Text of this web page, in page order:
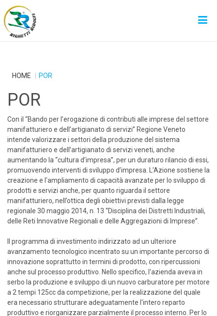
HOME POR
POR
Con il “Bando per l’erogazione di contributi alle imprese del settore
manifatturiero e dell’artigianato di servizi” Regione Veneto
intende valorizzare i settori della produzione del sistema
manifatturiero e dell’artigianato di servizi veneti, anche
aumentando la “cultura d’impresa”, per un duraturo rilancio di essi,
promuovendo interventi di sviluppo d’impresa. L’Azione sostiene la
creazione e l'ampliamento di capacità avanzate per lo sviluppo di
prodotti e servizi anche, per quanto riguarda il settore
manifatturiero, nell’ottica degli obiettivi previsti dalla legge
regionale 30 maggio 2014, n. 13 “Disciplina dei Distretti Industriali,
delle Reti Innovative Regionali e delle Aggregazioni di Imprese”.
Il programma di investimento indirizzato ad un ulteriore
avanzamento tecnologico incentrato su un importante percorso di
innovazione soprattutto in termini di prodotto, con ripercussioni
anche sul processo produttivo. Nello specifico, l'azienda aveva in
serbo la produzione e sviluppo di un nuovo carburatore per motore
a 2 tempi 125cc da competizione, per la realizzazione del quale
era necessario strutturare adeguatamente l'intero reparto
produttivo e riorganizzare parzialmente il processo interno. Per lo